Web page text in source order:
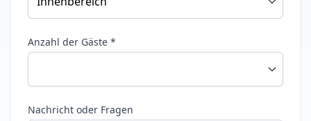
Anzahl der Gäste *
Nachricht oder Fragen